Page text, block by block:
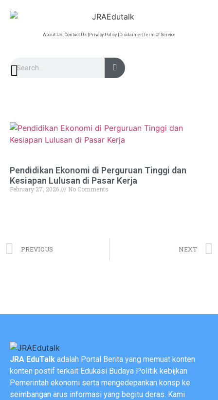
About Us | Contact Us | Privacy Policy | Disclaimer| Term Of Service
Pendidikan Ekonomi di Perguruan Tinggi dan
Kesiapan Lulusan di Pasar Kerja
February 27, 2026 No Comments
PREVIOUS NEXT
JRA EduTalk adalah Portal Berita yang memuat konten
konten postif terkait Edukasi Budaya Politik kebijkan
Pemerintah ekonomi serta mengedepankan konsp ke
seimbangan arus informasi yang begitu deras. Kami